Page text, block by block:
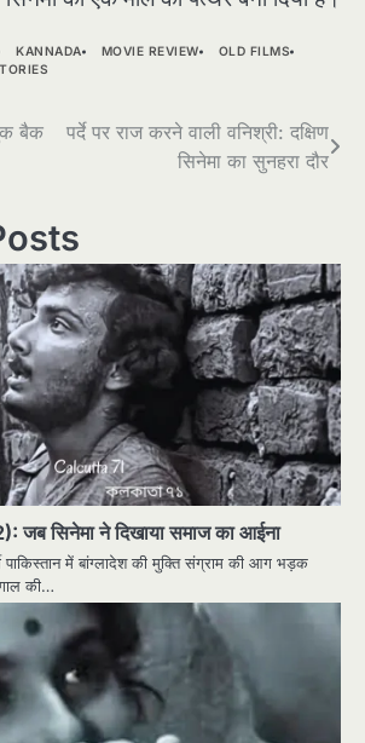
KANNADA MOVIE REVIEW
OLD FILMS
बैक
पर्दे पर राज करने वाली वनिश्री: दक्षिण
सिनेमा का सुनहरा दौर
जब सिनेमा ने दिखाया समाज का आईना
पाकिस्तान में बांग्लादेश की मुक्ति संग्राम की आग भड़क
की…